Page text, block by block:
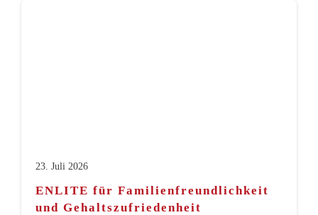
23. Juli 2026
ENLITE für Familienfreundlichkeit
und Gehaltszufriedenheit